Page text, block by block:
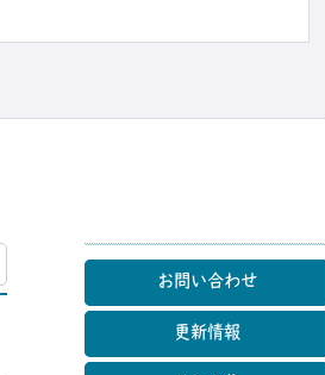
マップ
お問い合わせ
更新情報